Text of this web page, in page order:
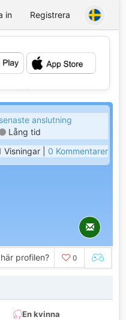
in Registrera
💕
senaste anslutning
Lång tid
Visningar | 0 Kommentarer
profilen? 0
En kvinna